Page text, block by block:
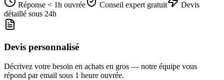
Réponse < 1h ouvrée
Conseil expert gratuit
Devis
détaillé sous 24h
Devis personnalisé
Décrivez votre besoin en achats en gros — notre équipe vous
répond par email sous 1 heure ouvrée.